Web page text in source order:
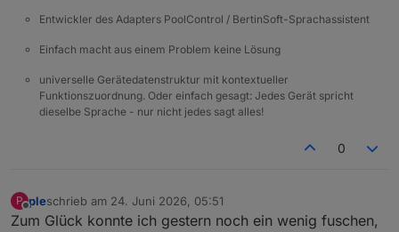
Entwickler des Adapters PoolControl / BertinSoft-Sprachassistent
Einfach macht aus einem Problem keine Lösung
universelle Gerätedatenstruktur mit kontextueller
Funktionszuordnung. Oder einfach gesagt: Jedes Gerät spricht
dieselbe Sprache - nur nicht jedes sagt alles!
0
P
Offline
pleschrieb am 24. Juni 2026, 05:51
zuletzt editiert von
Zum Glück konnte ich gestern noch ein wenig fuschen,